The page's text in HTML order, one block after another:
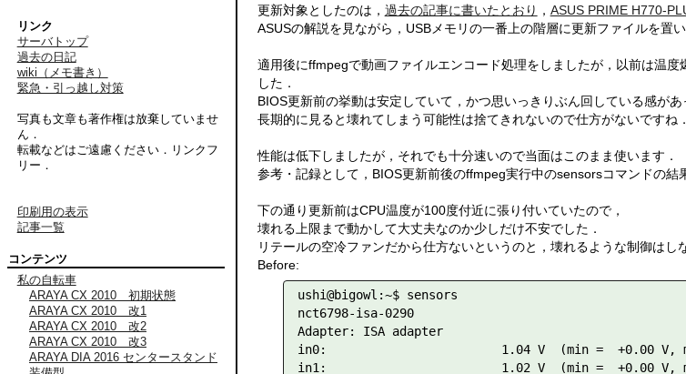
更新対象としたのは， 過去の記事に書いたとおり ， ASUS PRIME H770-
ASUSの解説を見ながら，USBメモリの一番上の階層に更新ファイルを置
適用後にffmpegで動画ファイルエンコード処理をしましたが，以前は温
した．
BIOS更新前の挙動は安定していて，かつ思いっきりぶん回している感が
長期的に見ると壊れてしまう可能性は捨てきれないので仕方がないですね．
性能は低下しましたが，それでも十分速いので当面はこのまま使います．
参考・記録として，BIOS更新前後のffmpeg実行中のsensorsコマンドの結
下の通り更新前はCPU温度が100度付近に張り付いていたので，
壊れる上限まで動かして大丈夫なのか少しだけ不安でした．
リテールの空冷ファンだから仕方ないというのと，壊れるような制御は
Before:
ushi@bigowl:~$ sensors
nct6798-isa-0290
Adapter: ISA adapter
in0:                        1.04 V  (min =  +0.00 V,
in1:                        1.02 V  (min =  +0.00 V, max
リンク
サーバトップ
過去の日記
wiki（メモ書き）
緊急・引っ越し対策
写真も文章も著作権は放棄していませ
ん．
転載などはご遠慮ください．リンクフ
リー．
印刷用の表示
記事一覧
コンテンツ
私の自転車
ARAYA CX 2010 初期状態
ARAYA CX 2010 改1
ARAYA CX 2010 改2
ARAYA CX 2010 改3
ARAYA DIA 2016 センタースタンド